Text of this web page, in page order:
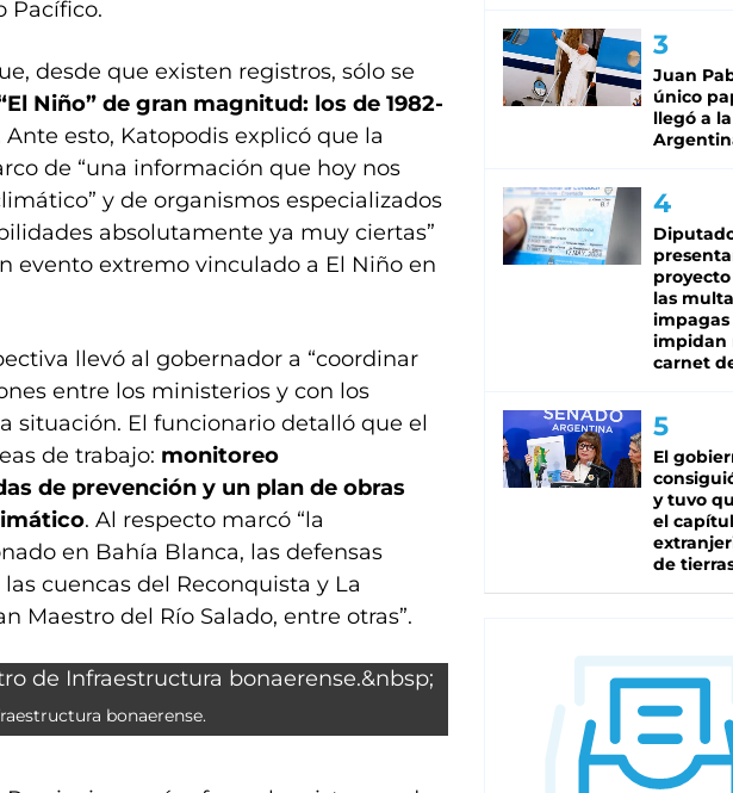
Pacífico.
desde que existen registros, sólo se
Niño” de gran magnitud: los de 1982-
Ante esto, Katopodis explicó que la
de “una información que hoy nos
y de organismos especializados
absolutamente ya muy ciertas”
evento extremo vinculado a El Niño en
llevó al gobernador a “coordinar
entre los ministerios y con los
situación. El funcionario detalló que el
de trabajo: monitoreo
de prevención y un plan de obras
. Al respecto marcó “la
en Bahía Blanca, las defensas
cuencas del Reconquista y La
Maestro del Río Salado, entre otras”.
bonaerense.
Juan
único
llegó a la
las
impagas
impidan
carnet
El
y tuvo
el
de